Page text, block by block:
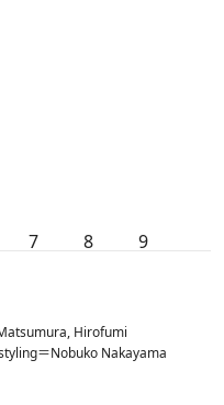
7 8 9
Hirofumi
＝Nobuko Nakayama